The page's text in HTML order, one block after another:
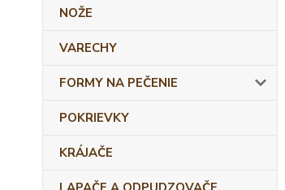
NOŽE
VARECHY
FORMY NA PEČENIE
POKRIEVKY
KRÁJAČE